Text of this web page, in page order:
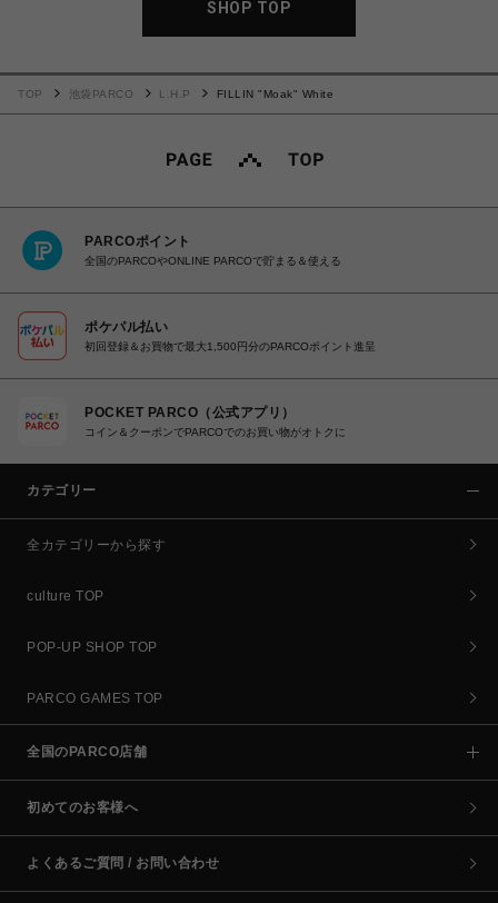
SHOP TOP
TOP 池袋PARCO L.H.P FILLIN "Moak" White
PARCOポイント
全国のPARCOやONLINE PARCOで貯まる＆使える
ポケパル払い
初回登録＆お買物で最大1,500円分のPARCOポイント進呈
POCKET PARCO（公式アプリ）
コイン＆クーポンでPARCOでのお買い物がオトクに
カテゴリー
全カテゴリーから探す
culture TOP
POP-UP SHOP TOP
PARCO GAMES TOP
全国のPARCO店舗
初めてのお客様へ
よくあるご質問 / お問い合わせ